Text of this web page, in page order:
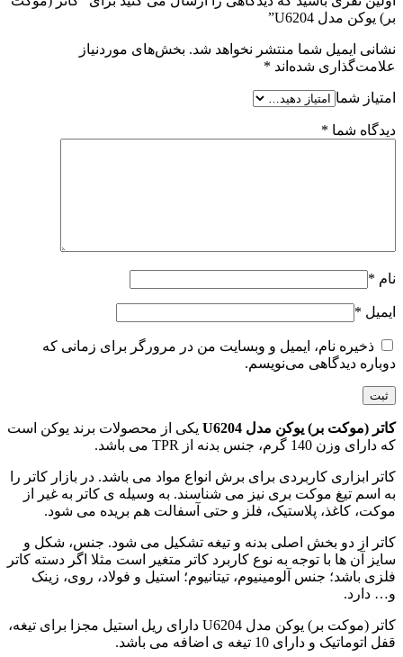
بر) یوکن مدل U6204”
نشانی ایمیل شما منتشر نخواهد شد. بخش‌های موردنیاز
علامت‌گذاری شده‌اند *
امتیاز شما
دیدگاه شما *
نام *
ایمیل *
ذخیره نام، ایمیل و وبسایت من در مرورگر برای زمانی که
دوباره دیدگاهی می‌نویسم.
کاتر (موکت بر) یوکن مدل U6204
یکی از محصولات برند یوکن است
که دارای وزن 140 گرم، جنس بدنه از TPR می باشد.
کاتر ابزاری کاربردی برای برش انواع مواد می باشد. در بازار کاتر را
به اسم تیغ موکت بری نیز می‌ شناسند. به وسیله ی کاتر به غیر از
موکت، کاغذ، پلاستیک، فلز و حتی آسفالت هم بریده می‌ شود.
کاتر از دو بخش اصلی بدنه و تیغه تشکیل می شود. جنس، شکل و
سایز آن ها با توجه به نوع کاربرد کاتر متغیر است مثلا اگر دسته کاتر
فلزی باشد؛ جنس آلومینیوم، تیتانیوم؛ استیل و فولاد، روی، زینک
و… دارد.
کاتر (موکت بر) یوکن مدل U6204 دارای ریل استیل مجزا برای تیغه،
قفل اتوماتیک و دارای 10 تیغه ی اضافه می باشد.